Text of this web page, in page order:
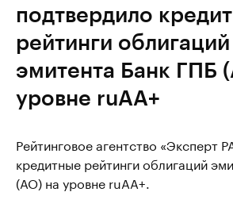
подтвердило
рейтинги облигаций
эмитента Банк ГПБ
уровне ruAA+
Рейтинговое агентство «Эксперт
кредитные рейтинги облигаций
(АО) на уровне ruAA+.